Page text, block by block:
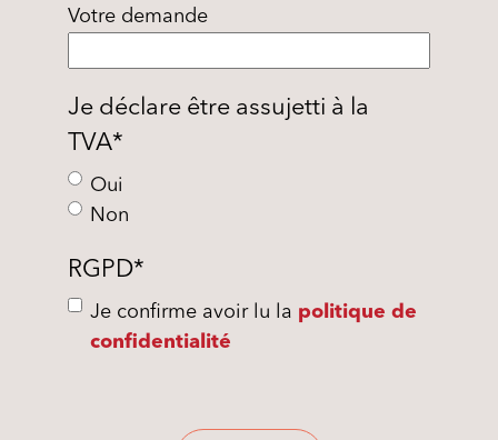
Votre demande
Je déclare être assujetti à la
TVA*
Oui
Non
RGPD*
Je confirme avoir lu la politique de
confidentialité